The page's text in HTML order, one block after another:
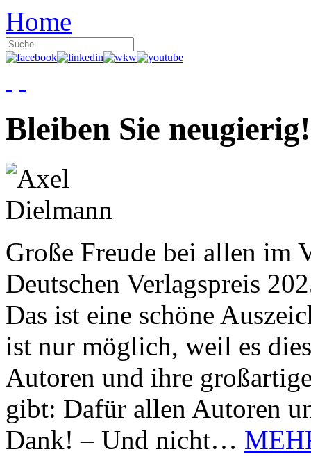
Home
Bleiben Sie neugierig!
Große Freude bei allen im
Deutschen Verlagspreis
Das ist eine schöne
ist nur möglich, weil es
Autoren und ihre
gibt: Dafür allen Autoren
Dank! – Und nicht…